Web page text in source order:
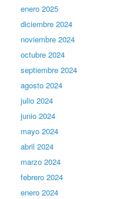
enero 2025
diciembre 2024
noviembre 2024
octubre 2024
septiembre 2024
agosto 2024
julio 2024
junio 2024
mayo 2024
abril 2024
marzo 2024
febrero 2024
enero 2024